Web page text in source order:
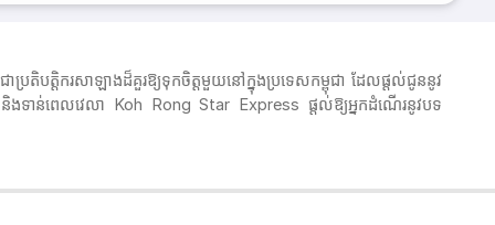
រតិបត្តិករសាឡាងដ៏គួរឱ្យទុកចិត្តមួយនៅក្នុងប្រទេសកម្ពុជា ដែលផ្តល់ជូននូវ
និងទាន់ពេលវេលា Koh Rong Star Express ផ្តល់ឱ្យអ្នកដំណើរនូវបទ